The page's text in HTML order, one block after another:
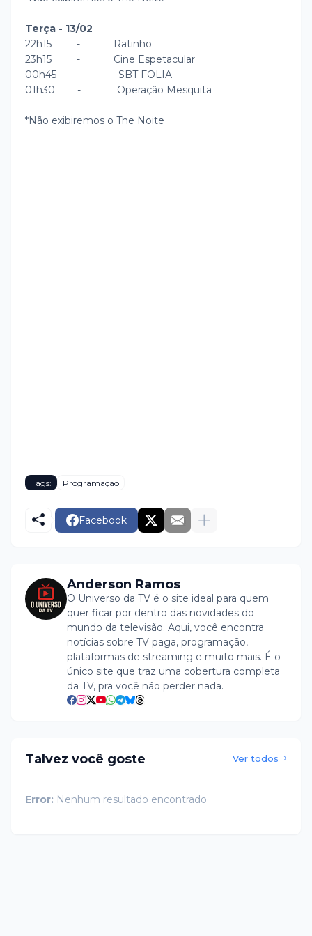
Terça - 13/02
22h15 - Ratinho
23h15 - Cine Espetacular
00h45 - SBT FOLIA
01h30 - Operação Mesquita
*Não exibiremos o The Noite
Tags: Programação
Facebook
Anderson Ramos
O Universo da TV é o site ideal para quem
quer ficar por dentro das novidades do
mundo da televisão. Aqui, você encontra
notícias sobre TV paga, programação,
plataformas de streaming e muito mais. É o
único site que traz uma cobertura completa
da TV, pra você não perder nada.
Talvez você goste Ver todos
Error: Nenhum resultado encontrado